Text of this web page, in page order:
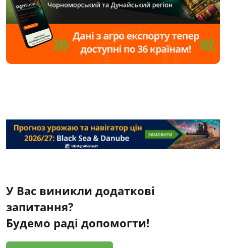
У Вас виникли додаткові
запитання?
Будемо раді допомогти!